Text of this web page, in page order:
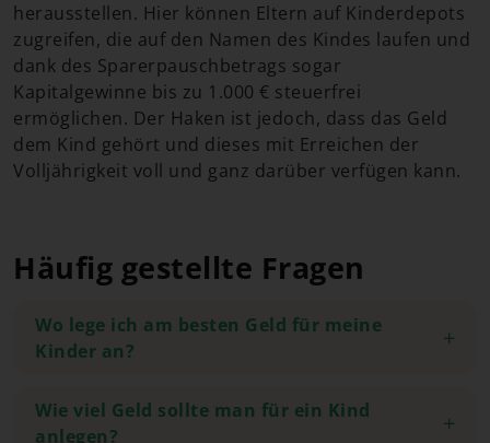
herausstellen. Hier können Eltern auf Kinderdepots
zugreifen, die auf den Namen des Kindes laufen und
dank des Sparerpauschbetrags sogar
Kapitalgewinne bis zu 1.000 € steuerfrei
ermöglichen. Der Haken ist jedoch, dass das Geld
dem Kind gehört und dieses mit Erreichen der
Volljährigkeit voll und ganz darüber verfügen kann.
Häufig gestellte Fragen
Wo lege ich am besten Geld für meine
Kinder an?
Wie viel Geld sollte man für ein Kind
anlegen?